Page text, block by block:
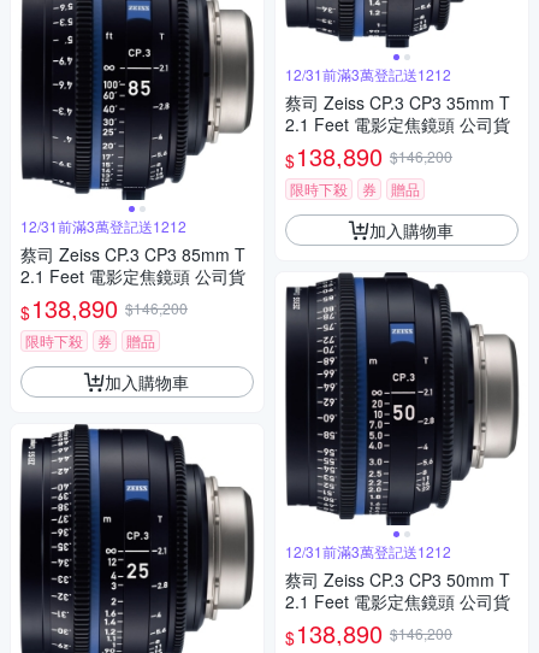
12/31前滿3萬登記送1212
蔡司 Zeiss CP.3 CP3 85mm T
2.1 Feet 電影定焦鏡頭 公司貨
$138,890 $146,200
限時下殺
券 贈品
加入購物車
12/31前滿3萬登記送1212
蔡司 Zeiss CP.3 CP3 35mm T
2.1 Feet 電影定焦鏡頭 公司貨
$138,890 $146,200
限時下殺
券 贈品
加入購物車
12/31前滿3萬登記送1212
蔡司 Zeiss CP.3 CP3 50mm T
2.1 Feet 電影定焦鏡頭 公司貨
$138,890 $146,200